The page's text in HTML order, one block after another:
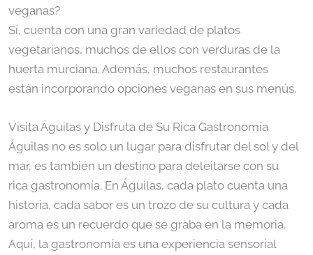
veganas?
Sí, cuenta con una gran variedad de platos
vegetarianos, muchos de ellos con verduras de la
huerta murciana. Además, muchos restaurantes
están incorporando opciones veganas en sus menús.
Visita Águilas y Disfruta de Su Rica Gastronomía
Águilas no es solo un lugar para disfrutar del sol y del
mar, es también un destino para deleitarse con su
rica gastronomía. En Águilas, cada plato cuenta una
historia, cada sabor es un trozo de su cultura y cada
aroma es un recuerdo que se graba en la memoria.
Aquí, la gastronomía es una experiencia sensorial